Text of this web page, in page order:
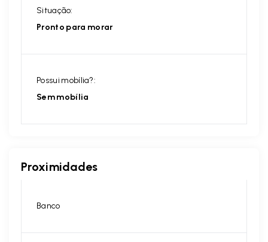
Situação:
Pronto para morar
Possui mobília?:
Sem mobília
Proximidades
Banco